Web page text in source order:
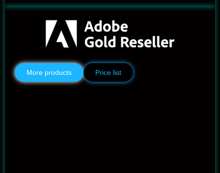
More products Price list